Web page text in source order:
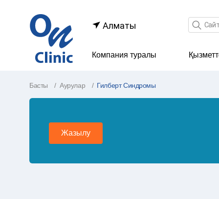
Алматы Іздеу
Компания туралы
Басты Аурулар Гилберт Синдромы
Жазылу